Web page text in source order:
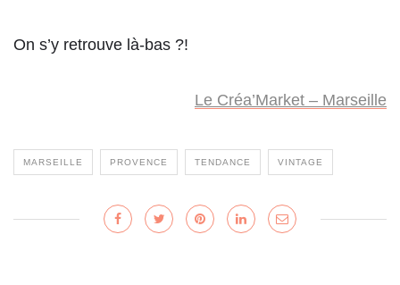
On s’y retrouve là-bas ?!
Le Créa’Market – Marseille
MARSEILLE PROVENCE TENDANCE VINTAGE